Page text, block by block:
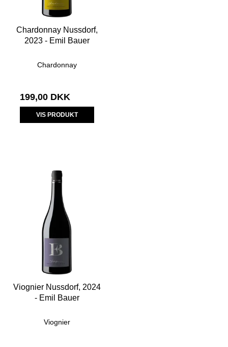
Chardonnay Nussdorf,
2023 - Emil Bauer
Chardonnay
199,00 DKK
VIS PRODUKT
Viognier Nussdorf, 2024
- Emil Bauer
Viognier